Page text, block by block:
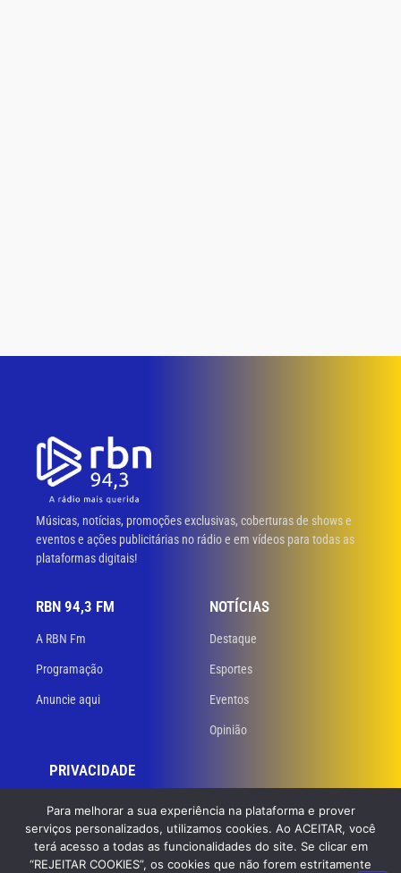
Músicas, notícias, promoções exclusivas, coberturas de shows e
eventos e ações publicitárias no rádio e em vídeos para todas as
plataformas digitais!
RBN 94,3 FM
A RBN Fm
Programação
Anuncie aqui
NOTÍCIAS
Destaque
Esportes
Eventos
Opinião
PRIVACIDADE
Termos de uso
Para melhorar a sua experiência na plataforma e prover
serviços personalizados, utilizamos cookies. Ao ACEITAR, você
terá acesso a todas as funcionalidades do site. Se clicar em
“REJEITAR COOKIES”, os cookies que não forem estritamente